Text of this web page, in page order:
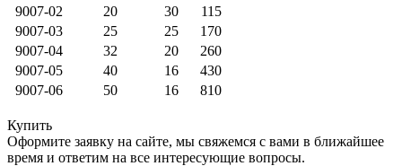
9007-02
20 30
115
9007-03
25 25
170
9007-04
32 20
260
9007-05
40 16
430
9007-06
50 16 810
Купить
Оформите заявку на сайте, мы свяжемся с вами в ближайшее
время и ответим на все интересующие вопросы.